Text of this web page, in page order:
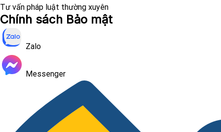
Tư vấn pháp luật thường xuyên
Chính sách Bảo mật
Zalo
Messenger